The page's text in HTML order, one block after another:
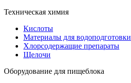
Техническая химия
Кислоты
Материалы для водоподготовки
Хлорсодержащие препараты
Щелочи
Оборудование для пищеблока